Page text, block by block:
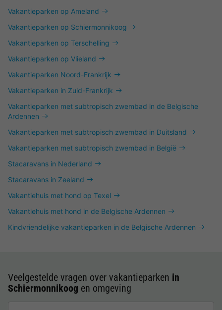
Vakantieparken op Ameland
Vakantieparken op Schiermonnikoog
Vakantieparken op Terschelling
Vakantieparken op Vlieland
Vakantieparken Noord-Frankrijk
Vakantieparken in Zuid-Frankrijk
Vakantieparken met subtropisch zwembad in de Belgische
Ardennen
Vakantieparken met subtropisch zwembad in Duitsland
Vakantieparken met subtropisch zwembad in België
Stacaravans in Nederland
Stacaravans in Zeeland
Vakantiehuis met hond op Texel
Vakantiehuis met hond in de Belgische Ardennen
Kindvriendelijke vakantieparken in de Belgische Ardennen
Veelgestelde vragen over vakantieparken in
Schiermonnikoog en omgeving